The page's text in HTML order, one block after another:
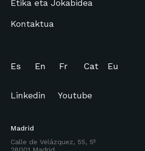
Etika eta Jokabidea
Kontaktua
Madrid
Calle de Velázquez, 55, 5º
Es En Fr Cat Eu
Linkedin Youtube